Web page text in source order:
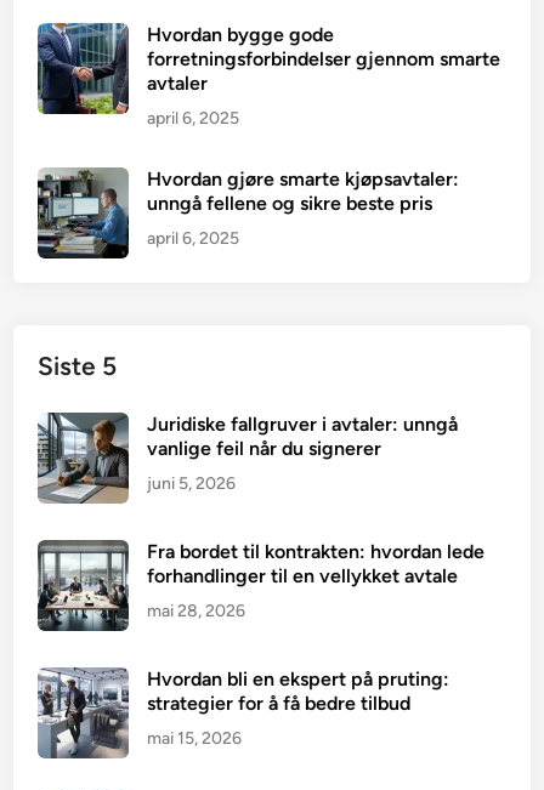
Hvordan bygge gode
forretningsforbindelser gjennom smarte
avtaler
april 6, 2025
Hvordan gjøre smarte kjøpsavtaler:
unngå fellene og sikre beste pris
april 6, 2025
Siste 5
Juridiske fallgruver i avtaler: unngå
vanlige feil når du signerer
juni 5, 2026
Fra bordet til kontrakten: hvordan lede
forhandlinger til en vellykket avtale
mai 28, 2026
Hvordan bli en ekspert på pruting:
strategier for å få bedre tilbud
mai 15, 2026